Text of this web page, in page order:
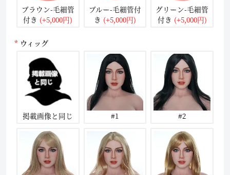
ブラウン-毛細管
付き (+5,000円)
ブルー-毛細管付
き (+5,000円)
グリーン-毛細管
付き (+5,000円)
ウィッグ
掲載画像と同じ #1 #2